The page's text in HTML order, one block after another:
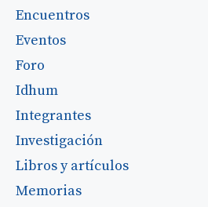
Encuentros
Eventos
Foro
Idhum
Integrantes
Investigación
Libros y artículos
Memorias